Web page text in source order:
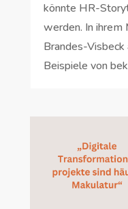
könnte HR-
werden. In ihrem
Brandes-
Beispiele von